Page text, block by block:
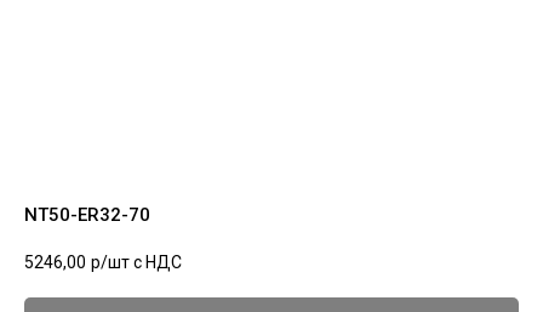
NT50-ER32-70
5246,00 р/шт c НДС